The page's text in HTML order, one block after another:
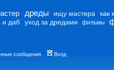
дреды ищу мастера как
и даб уход за дредами фильмы
сообщения Вход